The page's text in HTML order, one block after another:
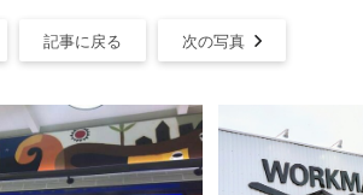
記事に戻る 次の写真